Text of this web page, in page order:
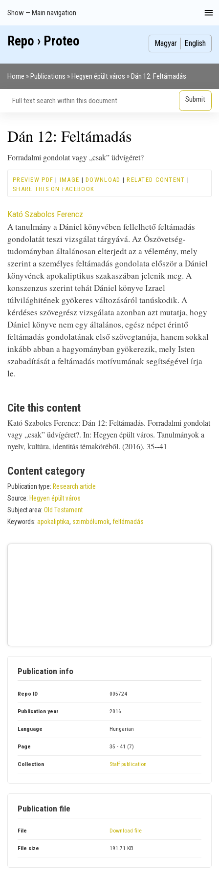
Main
navigation
Show — Main navigation
Index
Publications
Theses
Images
Contributors
Repo › Proteo Magyar English
Home Publications Hegyen épült város Dán 12: Feltámadás
Dán 12: Feltámadás
Forradalmi gondolat vagy „csak” üdvígéret?
PREVIEW PDF | IMAGE |DOWNLOAD |RELATED CONTENT |
SHARE THIS ON FACEBOOK
Contributor
Kató Szabolcs Ferencz
A tanulmány a Dániel könyvében fellelhető feltámadás
gondolatát teszi vizsgálat tárgyává. Az Ószövetség-
tudományban általánosan elterjedt az a vélemény, mely
szerint a személyes feltámadás gondolata először a Dániel
könyvének apokaliptikus szakaszában jelenik meg. A
konszenzus szerint tehát Dániel könyve Izrael
túlvilághitének gyökeres változásáról tanúskodik. A
kérdéses szövegrész vizsgálata azonban azt mutatja, hogy
Dániel könyve nem egy általános, egész népet érintő
feltámadás gondolatának első szövegtanúja, hanem sokkal
inkább abban a hagyományban gyökerezik, mely Isten
szabadítását a feltámadás motívumának segítségével írja
le.
Cite this content
Kató Szabolcs Ferencz: Dán 12: Feltámadás. Forradalmi gondolat
vagy „csak” üdvígéret?. In: Hegyen épült város. Tanulmányok a
nyelv, kultúra, identitás témaköréből. (2016), 35--41
Content category
Publication type: Research article
Source: Hegyen épült város
Subject area: Old Testament
Keywords: apokaliptika, szimbólumok, feltámadás
Publication info
Repo ID 005724
Publication year 2016
Language Hungarian
Page 35 - 41 (7)
Collection Staff publication
Publication file
File Download file
File size 191.71 KB